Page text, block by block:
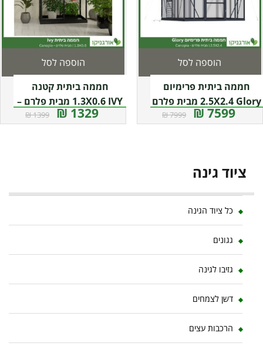
חממה ביתית פרימיום
2.5X2.4 Glory מבית פלרם
– Canopia
7599 ₪
7999 ₪
הוספה לסל
חממה ביתית קטנה
1.3X0.6 IVY מבית פלרם –
קנופיה1329 ₪
1399 ₪
הוספה לסל
ציוד גינה
כל ציוד הגינה
גגונים
גזיבו לגינה
דשן לצמחים
הרכבות עצים